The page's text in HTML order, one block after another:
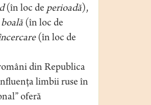
(în loc de perioadă),
(în loc de
(în loc de
din Republica
limbii ruse în
oferă